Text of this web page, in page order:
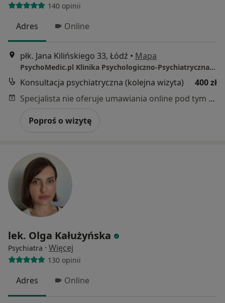
140 opinii
Adres Online
płk. Jana Kilińskiego 33, Łódź • Mapa
PsychoMedic.pl Klinika Psychologiczno-Psychiatryczna Łódź (ul. Kilińskiego 33, Śródmieście)
Konsultacja psychiatryczna (kolejna wizyta)
400 zł
Specjalista nie oferuje umawiania online pod tym adresem.
Poproś o wizytę
lek. Olga Kałużyńska
Psychiatra · Więcej
130 opinii
Adres Online